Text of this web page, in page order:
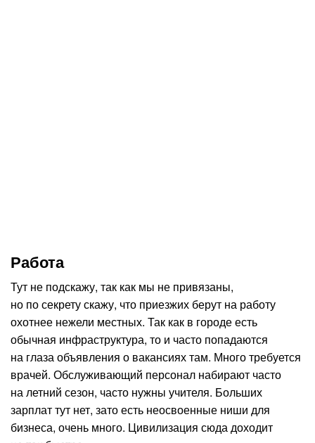
Работа
Тут не подскажу, так как мы не привязаны,
но по секрету скажу, что приезжих берут на работу
охотнее нежели местных. Так как в городе есть
обычная инфраструктура, то и часто попадаются
на глаза объявления о вакансиях там. Много требуется
врачей. Обслуживающий персонал набирают часто
на летний сезон, часто нужны учителя. Больших
зарплат тут нет, зато есть неосвоенные ниши для
бизнеса, очень много. Цивилизация сюда доходит